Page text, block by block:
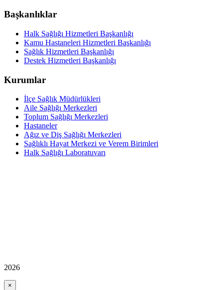
Başkanlıklar
Halk Sağlığı Hizmetleri Başkanlığı
Kamu Hastaneleri Hizmetleri Başkanlığı
Sağlık Hizmetleri Başkanlığı
Destek Hizmetleri Başkanlığı
Kurumlar
İlçe Sağlık Müdürlükleri
Aile Sağlığı Merkezleri
Toplum Sağlığı Merkezleri
Hastaneler
Ağız ve Diş Sağlığı Merkezleri
Sağlıklı Hayat Merkezi ve Verem Birimleri
Halk Sağlığı Laboratuvarı
2026
×